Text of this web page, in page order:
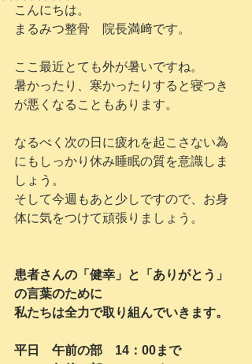
こんにちは。
まるみつ整骨　院長満﨑です。
ここ最近とても外が暑いですね。
暑かったり、寒かったりすると寝つき
が悪くなることもあります。
なるべく次の日に疲れを起こさない為
にもしっかり休み睡眠の質を意識しま
しょう。
そして今週もあと少しですので、お身
体に気をつけて頑張りましょう。
患者さんの「健幸」と「ありがとう」
の言葉のために
私たちは全力で取り組んでいきます。
平日　午前の部　14：00まで